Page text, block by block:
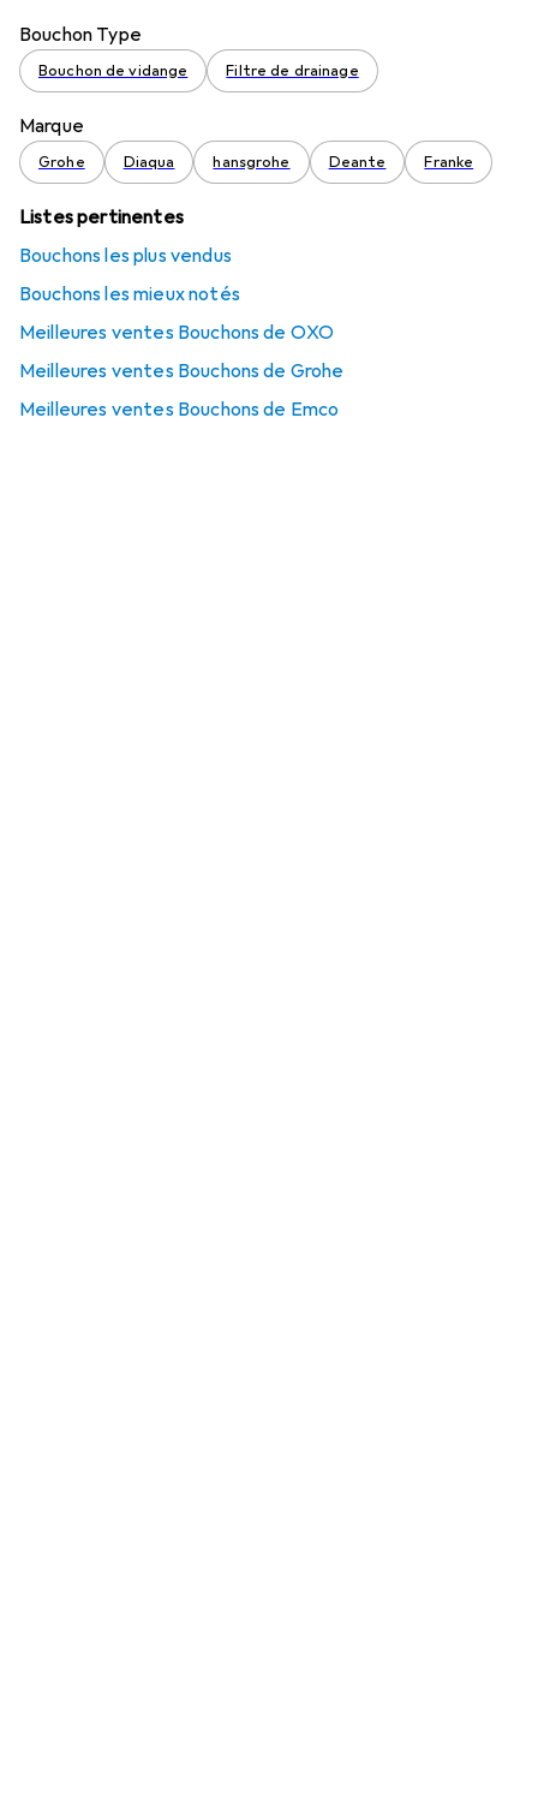
Bouchon Type
Bouchon de vidange Filtre de drainage
Marque
Grohe Diaqua hansgrohe Deante Franke
Listes pertinentes
Bouchons les plus vendus
Bouchons les mieux notés
Meilleures ventes Bouchons de OXO
Meilleures ventes Bouchons de Grohe
Meilleures ventes Bouchons de Emco